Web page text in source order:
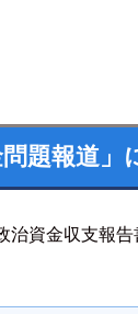
題報道」
治資金収支報